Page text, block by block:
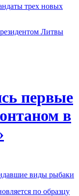
трех новых
Литвы
первые
в
виды рыбаки
по образцу